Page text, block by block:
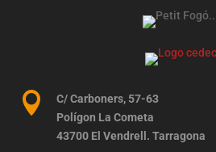

C/ Carboners, 57-63
Polígon La Cometa
43700 El Vendrell. Tarragona